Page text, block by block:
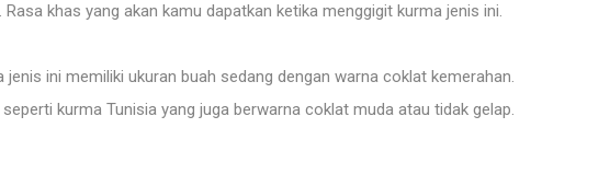
khas yang akan kamu dapatkan ketika menggigit kurma jenis ini.
jenis ini memiliki ukuran buah sedang dengan warna coklat kemerahan.
kurma Tunisia yang juga berwarna coklat muda atau tidak gelap.